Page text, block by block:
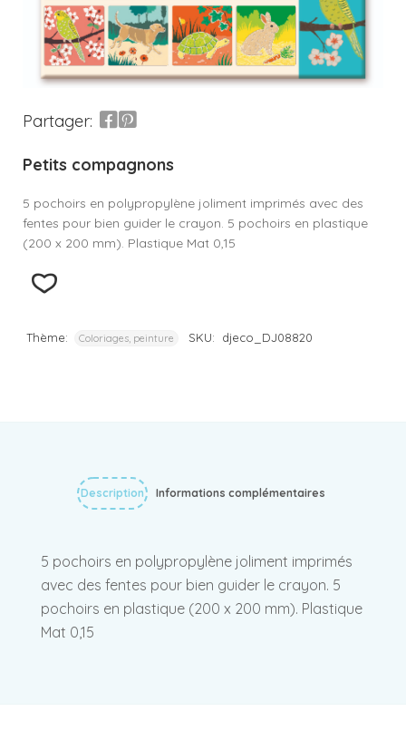
Partager:
Petits compagnons
5 pochoirs en polypropylène joliment imprimés avec des
fentes pour bien guider le crayon. 5 pochoirs en plastique
(200 x 200 mm). Plastique Mat 0,15
Thème: Coloriages, peinture SKU: djeco_DJ08820
Description Informations complémentaires
5 pochoirs en polypropylène joliment imprimés
avec des fentes pour bien guider le crayon. 5
pochoirs en plastique (200 x 200 mm). Plastique
Mat 0,15